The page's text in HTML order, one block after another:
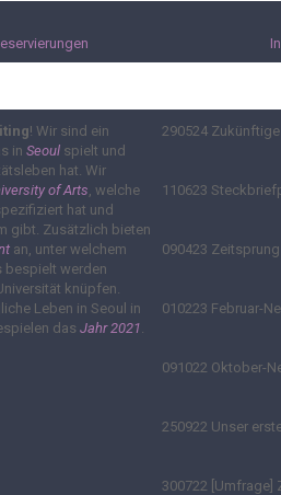
! Wir sind ein
in Seoul spielt und
hat. Wir
of Arts, welche
hat und
gibt. Zusätzlich bieten
an, unter welchem
bespielt werden
knüpfen.
Leben in Seoul in
das Jahr 2021.
290524
110623
090423
010223 Februar-
091022 Oktober-
250922 Unser
300722 [Umfrage]